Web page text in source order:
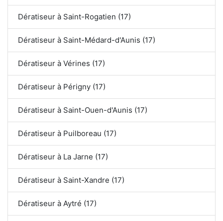
Dératiseur à Saint-Rogatien (17)
Dératiseur à Saint-Médard-d'Aunis (17)
Dératiseur à Vérines (17)
Dératiseur à Périgny (17)
Dératiseur à Saint-Ouen-d'Aunis (17)
Dératiseur à Puilboreau (17)
Dératiseur à La Jarne (17)
Dératiseur à Saint-Xandre (17)
Dératiseur à Aytré (17)